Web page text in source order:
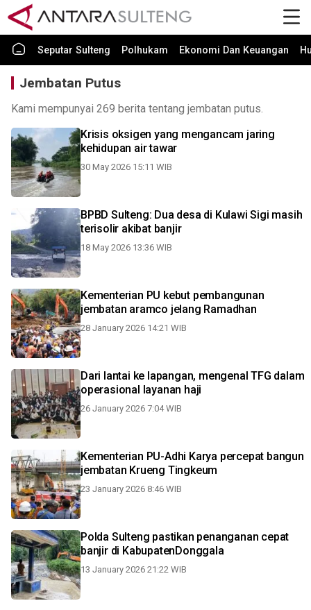
Seputar Sulteng Polhukam Ekonomi Dan Keuangan
Jembatan Putus
Kami mempunyai 269 berita tentang jembatan putus.
Krisis oksigen yang mengancam jaring
kehidupan air tawar
30 May 2026 15:11 WIB
BPBD Sulteng: Dua desa di Kulawi Sigi masih
terisolir akibat banjir
18 May 2026 13:36 WIB
Kementerian PU kebut pembangunan
jembatan aramco jelang Ramadhan
28 January 2026 14:21 WIB
Dari lantai ke lapangan, mengenal TFG dalam
operasional layanan haji
26 January 2026 7:04 WIB
Kementerian PU-Adhi Karya percepat bangun
jembatan Krueng Tingkeum
23 January 2026 8:46 WIB
Polda Sulteng pastikan penanganan cepat
banjir di KabupatenDonggala
13 January 2026 21:22 WIB